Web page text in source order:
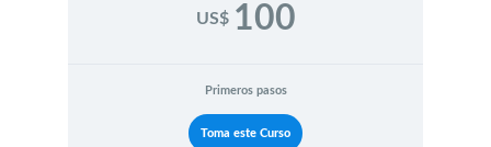
US$ 100
Primeros pasos
Toma este Curso